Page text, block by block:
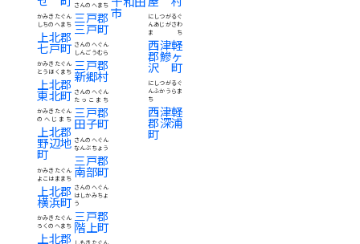
上北郡
七戸町
かみきたぐん
しちのへまち
上北郡
東北町
かみきたぐん
とうほくまち
上北郡
野辺地
町
かみきたぐん
のへじまち
上北郡
横浜町
かみきたぐん
よこはままち
上北郡
かみきたぐん
ろくのへまち
三戸郡
三戸町
さんのへまち
三戸郡
新郷村
さんのへぐん
しんごうむら
三戸郡
田子町
さんのへぐん
たっこまち
三戸郡
南部町
さんのへぐん
なんぶちょう
三戸郡
階上町
さんのへぐん
はしかみちょ
う
しもきたぐん
市
西津軽
郡鰺ヶ
沢町
にしつがるぐ
んあじがさわ
まち
西津軽
郡深浦
町
にしつがるぐ
んふかうらま
ち